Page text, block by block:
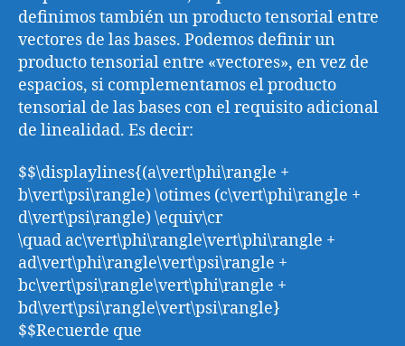
definimos también un producto tensorial entre
vectores de las bases. Podemos definir un
producto tensorial entre «vectores», en vez de
espacios, si complementamos el producto
tensorial de las bases con el requisito adicional
de linealidad. Es decir:
$$\displaylines{(a\vert\phi\rangle +
b\vert\psi\rangle) \otimes (c\vert\phi\rangle +
d\vert\psi\rangle) \equiv\cr
\quad ac\vert\phi\rangle\vert\phi\rangle +
ad\vert\phi\rangle\vert\psi\rangle +
bc\vert\psi\rangle\vert\phi\rangle +
bd\vert\psi\rangle\vert\psi\rangle}
$$Recuerde que